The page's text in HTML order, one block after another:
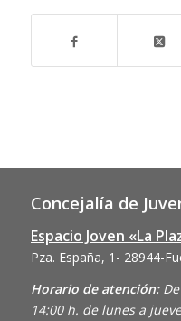
Concejalía de
Espacio Joven «La
Pza. España, 1- 28944-
Horario de atención:
14:00 h. de lunes a